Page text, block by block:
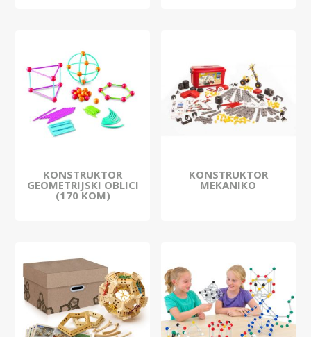
KONSTRUKTOR
GEOMETRIJSKI OBLICI
(170 KOM)
KONSTRUKTOR
MEKANIKO